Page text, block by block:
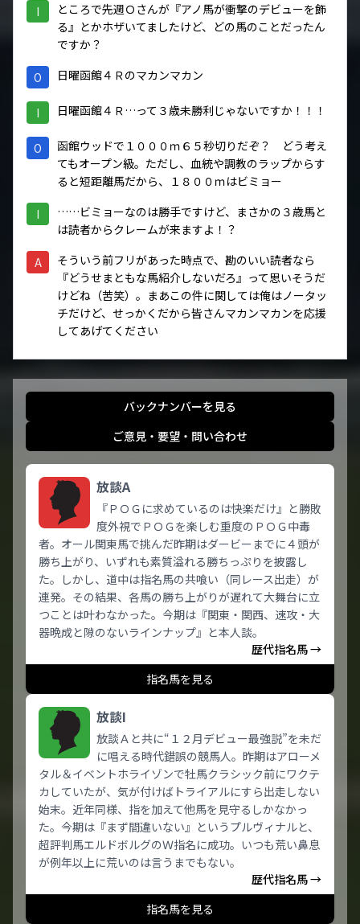
I
ところで先週Ｏさんが『アノ馬が衝撃のデビューを飾
る』とかホザいてましたけど、どの馬のことだったん
ですか？
O 日曜函館４Ｒのマカンマカン
I 日曜函館４Ｒ…って３歳未勝利じゃないですか！！！
O
函館ウッドで１０００ｍ６５秒切りだぞ？ どう考え
てもオープン級。ただし、血統や調教のラップからす
ると短距離馬だから、１８００ｍはビミョー
I
……ビミョーなのは勝手ですけど、まさかの３歳馬と
は読者からクレームが来ますよ！？
A
そういう前フリがあった時点で、勘のいい読者なら
『どうせまともな馬紹介しないだろ』って思いそうだ
けどね（苦笑）。まあこの件に関しては俺はノータッ
チだけど、せっかくだから皆さんマカンマカンを応援
してあげてください
バックナンバーを見る
ご意見・要望・問い合わせ
放談A
『ＰＯＧに求めているのは快楽だけ』と勝敗
度外視でＰＯＧを楽しむ重度のＰＯＧ中毒
者。オール関東馬で挑んだ昨期はダービーまでに４頭が
勝ち上がり、いずれも素質溢れる勝ちっぷりを披露し
た。しかし、道中は指名馬の共喰い（同レース出走）が
連発。その結果、各馬の勝ち上がりが遅れて大舞台に立
つことは叶わなかった。今期は『関東・関西、速攻・大
器晩成と隙のないラインナップ』と本人談。
歴代指名馬 →
指名馬を見る
放談I
放談Ａと共に“１２月デビュー最強説”を未だ
に唱える時代錯誤の競馬人。昨期はアローメ
タル＆イベントホライゾンで牡馬クラシック前にワクテ
カしていたが、気が付けばトライアルにすら出走しない
始末。近年同様、指を加えて他馬を見守るしかなかっ
た。今期は『まず間違いない』というプルヴィナルと、
超評判馬エルドボルグのＷ指名に成功。いつも荒い鼻息
が例年以上に荒いのは言うまでもない。
歴代指名馬 →
指名馬を見る